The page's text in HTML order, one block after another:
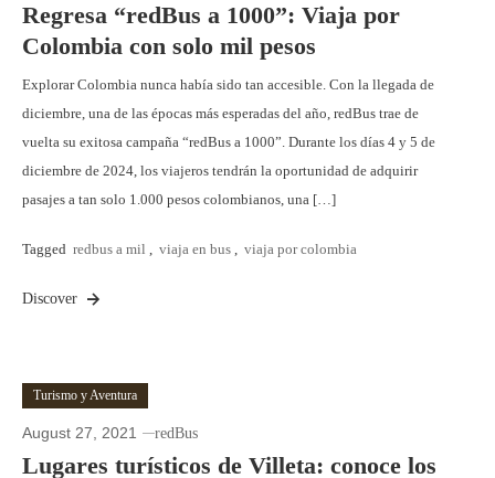
Regresa “redBus a 1000”: Viaja por
Colombia con solo mil pesos
Explorar Colombia nunca había sido tan accesible. Con la llegada de
diciembre, una de las épocas más esperadas del año, redBus trae de
vuelta su exitosa campaña “redBus a 1000”. Durante los días 4 y 5 de
diciembre de 2024, los viajeros tendrán la oportunidad de adquirir
pasajes a tan solo 1.000 pesos colombianos, una […]
Tagged redbus a mil , viaja en bus , viaja por colombia
Discover
Turismo y Aventura
August 27, 2021 redBus
Lugares turísticos de Villeta: conoce los